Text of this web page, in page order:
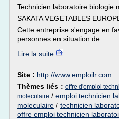
Technicien laboratoire biologie
SAKATA VEGETABLES
Cette entreprise s'engage en
personnes en situation de...
Lire la suite
Site : http://www.emploilr.com
Thèmes liés : offre d'emploi
moleculaire / emploi technicien
moleculaire / technicien
offre emploi technicien